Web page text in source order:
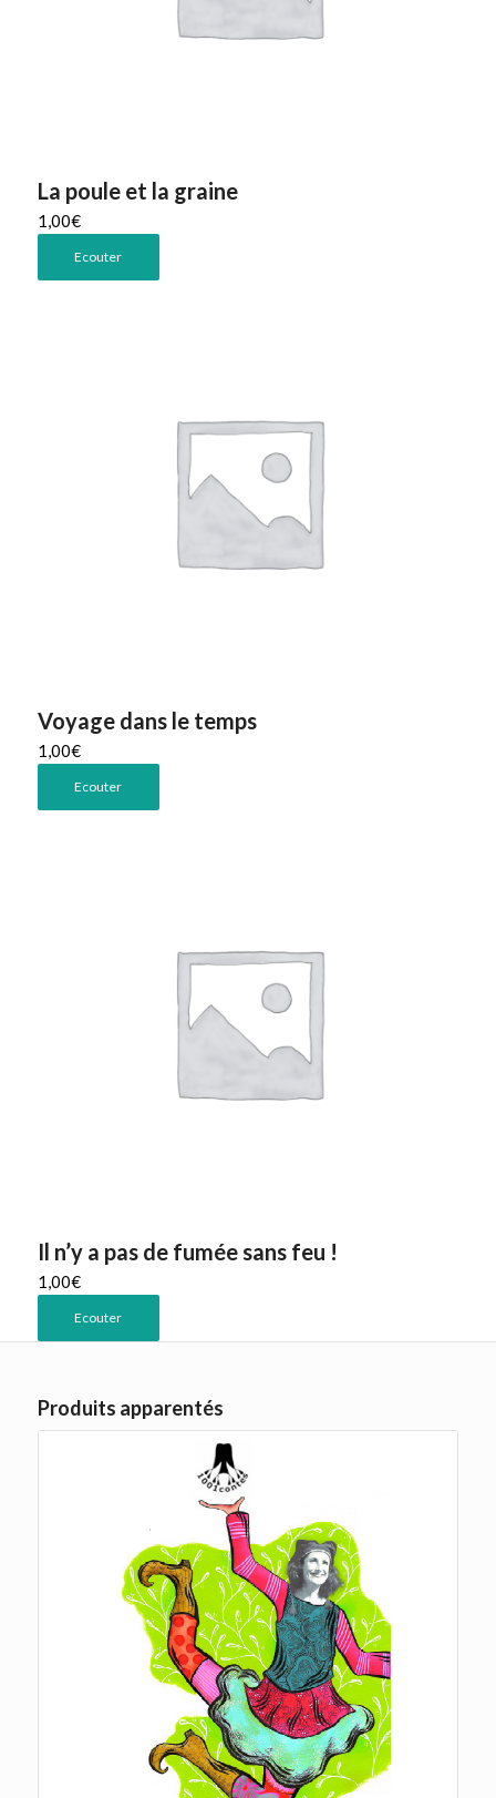
La poule et la graine
1,00€
Ecouter
Voyage dans le temps
1,00€
Ecouter
Il n’y a pas de fumée sans feu !
1,00€
Ecouter
Produits apparentés